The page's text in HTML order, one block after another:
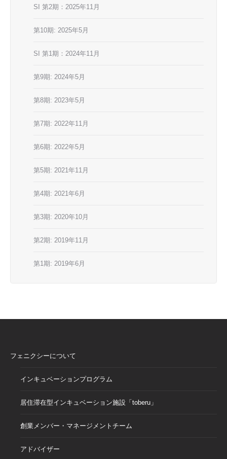
SI 第2期：2025年11月
第10期: 2025年5月
SI 第1期：2024年11月
第9期: 2024年5月
第8期: 2023年5月
第7期: 2022年11月
第6期: 2022年5月
第5期: 2021年11月
第4期: 2021年6月
第3期: 2020年10月
第2期: 2019年11月
第1期: 2019年6月
フェニクシーについて
インキュベーションプログラム
居住滞在型インキュベーション施設「toberu」
創業メンバー・マネージメントチーム
アドバイザー